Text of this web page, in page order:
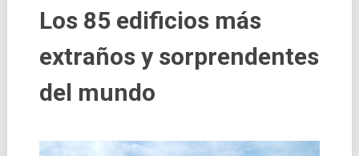
Los 85 edificios más
extraños y sorprendentes
del mundo